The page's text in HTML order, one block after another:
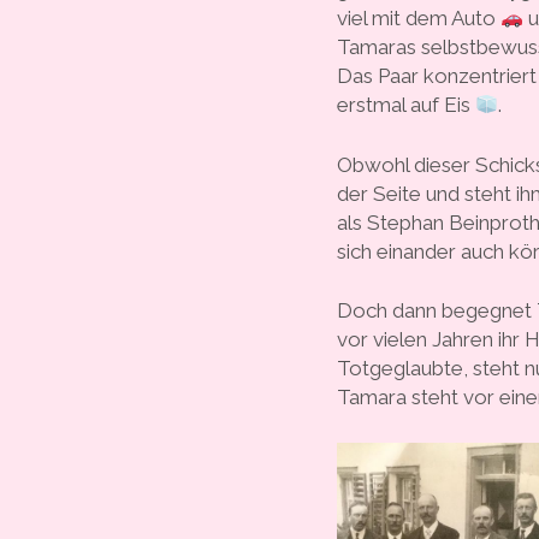
viel mit dem Auto
Tamaras
Das Paar
erstmal auf Eis
.
Obwohl dieser
der Seite und steht
als Stephan
sich einander auch
Doch dann begegnet
vor vielen Jahren ihr
Totgeglaubte, steht
Tamara steht vor